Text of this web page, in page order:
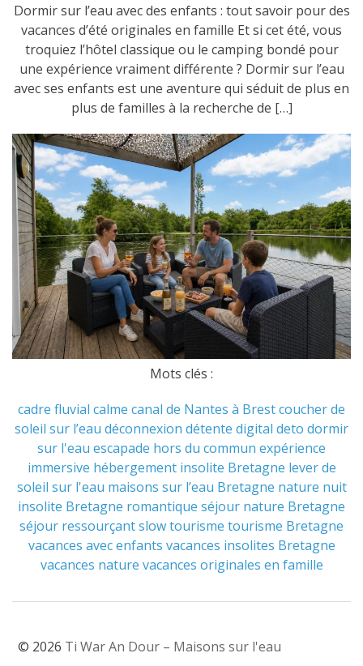
Dormir sur l’eau avec des enfants : tout savoir pour des
vacances d’été originales en famille Et si cet été, vous
troquiez l’hôtel classique ou le camping bondé pour
une expérience vraiment différente ? Dormir sur l’eau
avec ses enfants est une aventure qui séduit de plus en
plus de familles à la recherche de […]
Mots clés :
cadre fluvial calme canal de Nantes à Brestcoucher de
soleil sur l’eau déconnexion détente digital deto dormir
sur l'eau escapade hors du commun expérience
immersive hébergement insolite Bretagne lever de
soleil sur l'eau maisons sur l’eau Bretagne nature nuit
insolite Bretagne romantique séjour nature Bretagne
séjour ressourçantslow tourisme tourisme Bretagne
vacances avec enfants vacances insolites Bretagne
vacances nature vacances originales en famille
© 2026 Ti War An Dour – Maisons sur l'eau